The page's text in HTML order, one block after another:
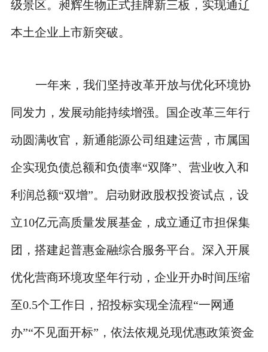
级景区。昶辉生物正式挂牌新三板，实现通辽
本土企业上市新突破。
一年来，我们坚持改革开放与优化环境协
同发力，发展动能持续增强。国企改革三年行
动圆满收官，新通能源公司组建运营，市属国
企实现负债总额和负债率“双降”、营业收入和
利润总额“双增”。启动财政股权投资试点，设
立10亿元高质量发展基金，成立通辽市担保集
团，搭建起普惠金融综合服务平台。深入开展
优化营商环境攻坚年行动，企业开办时间压缩
至0.5个工作日，招投标实现全流程“一网通
办”“不见面开标”，依法依规兑现优惠政策资金